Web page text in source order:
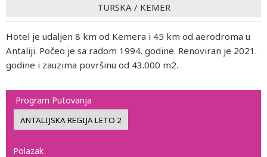
TURSKA / KEMER
Hotel je udaljen 8 km od Kemera i 45 km od aerodroma u
Antaliji. Počeo je sa radom 1994. godine. Renoviran je 2021.
godine i zauzima površinu od 43.000 m2.
Program Putovanja
Polazak